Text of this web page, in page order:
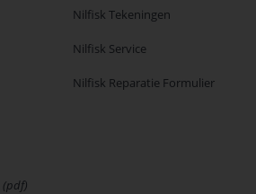
(pdf)
Nilfisk Tekeningen
Nilfisk Service
Nilfisk Reparatie Formulier